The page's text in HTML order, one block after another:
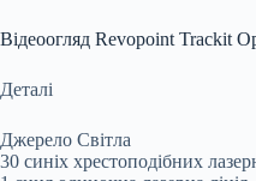
Відеоогляд Revopoint Trackit
Деталі
Джерело Світла
30 синіх хрестоподібних